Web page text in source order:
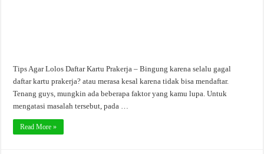
Tips Agar Lolos Daftar Kartu Prakerja – Bingung karena selalu gagal
daftar kartu prakerja? atau merasa kesal karena tidak bisa mendaftar.
Tenang guys, mungkin ada beberapa faktor yang kamu lupa. Untuk
mengatasi masalah tersebut, pada …
Read More »